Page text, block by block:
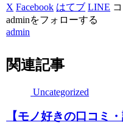
X Facebook はてブ LINE
adminをフォローする
admin
関連記事
Uncategorized
【モノ好きの口コミ